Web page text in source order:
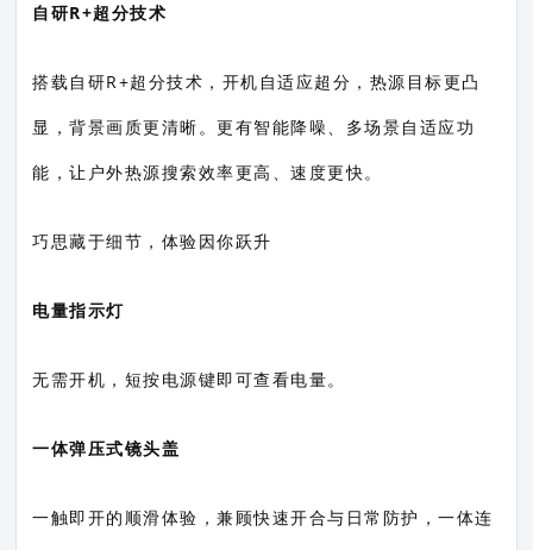
自研R+超分技术
搭载自研R+超分技术，开机自适应超分，热源目标更凸
显，背景画质更清晰。更有智能降噪、多场景自适应功
能，让户外热源搜索效率更高、速度更快。
巧思藏于细节，体验因你跃升
电量指示灯
无需开机，短按电源键即可查看电量。
一体弹压式镜头盖
一触即开的顺滑体验，兼顾快速开合与日常防护，一体连